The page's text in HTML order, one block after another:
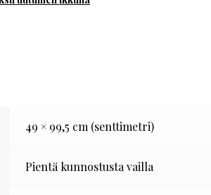
49 × 99,5 cm (senttimetri)
Pientä kunnostusta vailla